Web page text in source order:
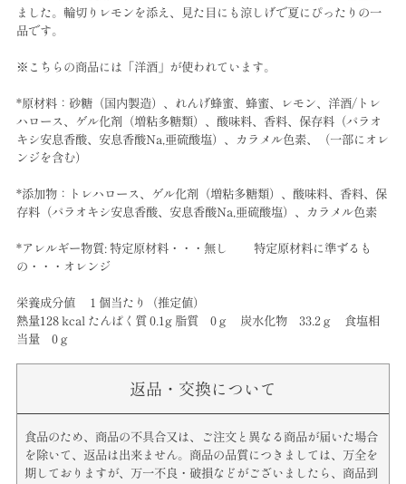
ました。輪切りレモンを添え、見た目にも涼しげで夏にぴったりの一
品です。
※こちらの商品には「洋酒」が使われています。
*原材料：砂糖（国内製造）、れんげ蜂蜜、蜂蜜、レモン、洋酒/トレ
ハロース、ゲル化剤（増粘多糖類）、酸味料、香料、保存料（パラオ
キシ安息香酸、安息香酸Na,亜硫酸塩）、カラメル色素、（一部にオレ
ンジを含む）
*添加物：トレハロース、ゲル化剤（増粘多糖類）、酸味料、香料、保
存料（パラオキシ安息香酸、安息香酸Na,亜硫酸塩）、カラメル色素
*アレルギー物質: 特定原材料・・・無し 特定原材料に準ずるも
の・・・オレンジ
栄養成分値 １個当たり（推定値）
熱量128 kcal たんぱく質 0.1g 脂質 0ｇ 炭水化物 33.2ｇ 食塩相
当量 0ｇ
返品・交換について
食品のため、商品の不具合又は、ご注文と異なる商品が届いた場合
を除いて、返品は出来ません。商品の品質につきましては、万全を
期しておりますが、万一不良・破損などがございましたら、商品到